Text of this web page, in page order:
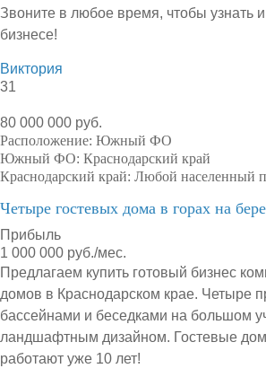
Звоните в любое время, чтобы узнать
бизнесе!
Виктория
31
80 000 000 руб.
Расположение: Южный ФО
Южный ФО: Краснодарский край
Краснодарский край: Любой населенный
Четыре гостевых дома в горах на
Прибыль
1 000 000 руб./мес.
Предлагаем купить готовый бизнес
домов в Краснодарском крае. Четыре
бассейнами и беседками на большом
ландшафтным дизайном. Гостевые
работают уже 10 лет!